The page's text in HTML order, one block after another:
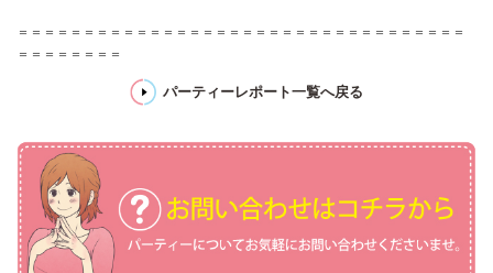
＝＝＝＝＝＝＝＝＝＝＝＝＝＝＝＝＝＝＝＝＝＝＝＝＝＝＝＝＝＝＝＝＝＝
＝＝＝＝＝＝＝＝
パーティーレポート一覧へ戻る